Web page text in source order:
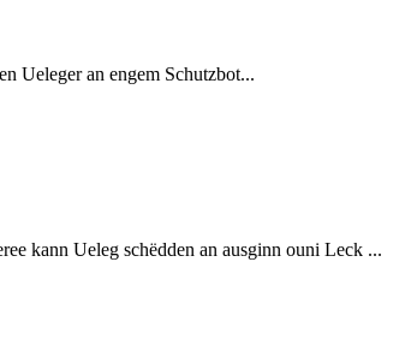
Ueleger an engem Schutzbot...
kann Ueleg schëdden an ausginn ouni Leck ...